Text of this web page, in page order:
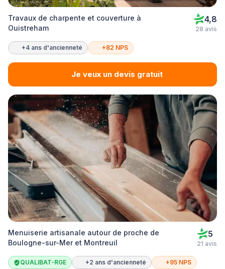
Travaux de charpente et couverture à
Ouistreham
4,8
28 avis
+4 ans d'ancienneté +82 NPS
Je veux un devis gratuit
Menuiserie artisanale autour de proche de
Boulogne-sur-Mer et Montreuil
5
21 avis
QUALIBAT-RGE +2 ans d'ancienneté +95 NPS